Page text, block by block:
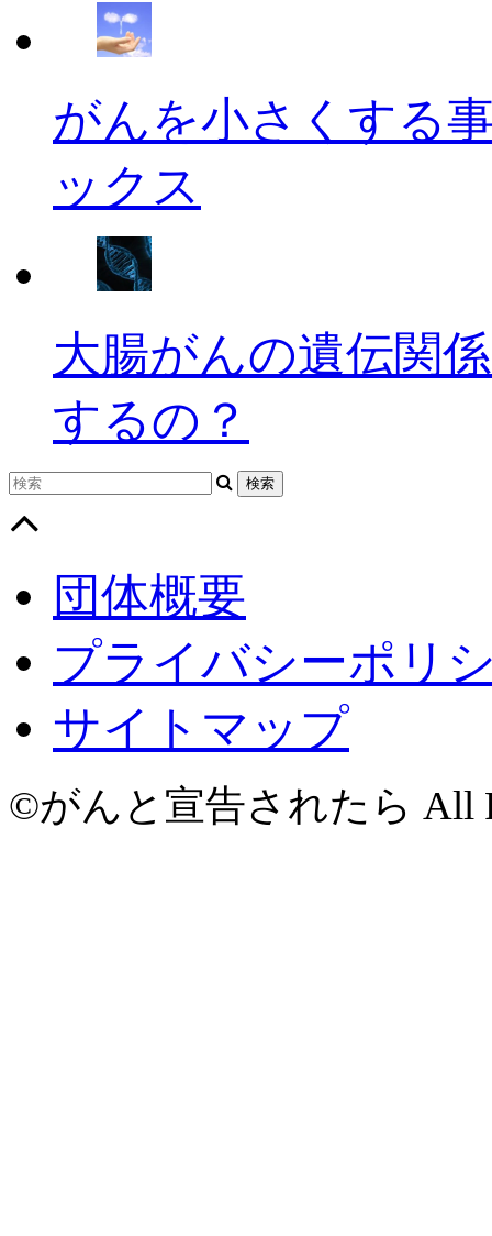
がんを小さくする
ックス
大腸がんの遺伝関
するの？
団体概要
プライバシーポリ
サイトマップ
©がんと宣告されたら All